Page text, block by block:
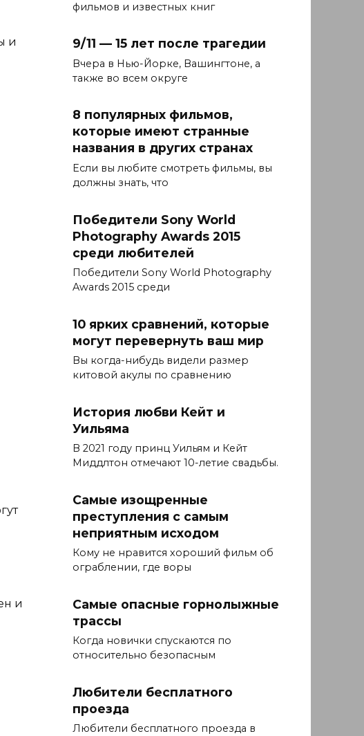
и
и
фильмов и известных книг
9/11 — 15 лет после трагедии
Вчера в Нью-Йорке, Вашингтоне, а
также во всем округе
8 популярных фильмов,
которые имеют странные
названия в других странах
Если вы любите смотреть фильмы, вы
должны знать, что
Победители Sony World
Photography Awards 2015
среди любителей
Победители Sony World Photography
Awards 2015 среди
10 ярких сравнений, которые
могут перевернуть ваш мир
Вы когда-нибудь видели размер
китовой акулы по сравнению
История любви Кейт и
Уильяма
В 2021 году принц Уильям и Кейт
Миддлтон отмечают 10-летие свадьбы.
Самые изощренные
преступления с самым
неприятным исходом
Кому не нравится хороший фильм об
ограблении, где воры
Самые опасные горнолыжные
трассы
Когда новички спускаются по
относительно безопасным
Любители бесплатного
проезда
Любители бесплатного проезда в